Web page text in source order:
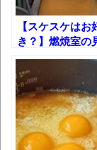
長野
ｗ
新装版
ん（上）
【画像
グラビア
歴ログ
【スケスケはお
き？】燃焼室の
エンジン作って